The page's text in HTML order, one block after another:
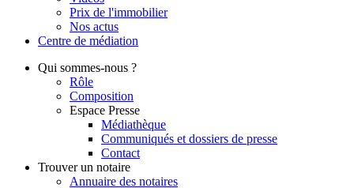
Prix de l'immobilier
Nos actus
Centre de médiation
Qui sommes-nous ?
Rôle
Composition
Espace Presse
Médiathèque
Communiqués et dossiers de presse
Contact
Trouver un notaire
Annuaire des notaires